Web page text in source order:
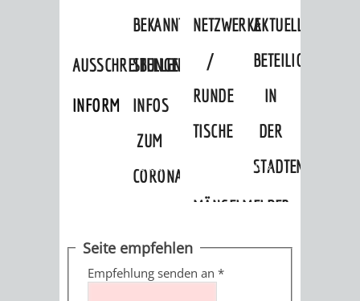
BEKANNTMACHUNGEN
AUSSCHREIBUNGEN
INFORMATIONSPFLICHTEN
STELLENANGEBOTE
INFOS
ZUM
CORONAVIRUS
ZUR
UKRAINE
NETZWERKE
/
RUNDE
TISCHE
AKTUELLE
BETEILIGUNGEN
IN
DER
MÄNGELMELDER
»Stadtthemen Freizeit»
sehenswert»Altstadt
Seite empfehlen
Empfehlung senden an *